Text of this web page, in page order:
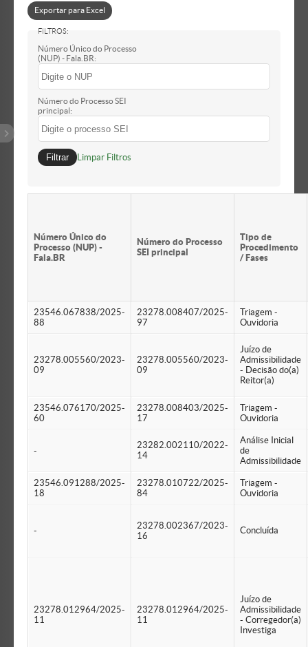
Processo Seletivo
Propaganda Eleit…
Quebra de Dedic…
Racismo
Recusar fé a doc…
Redes sociais
Resistência Injust…
Retirar document…
Revelação de se…
Serviços Públicos
Transfobia
Transparência
Utilizar pessoal o…
Valer-se do Carg…
Violação da Lei …
Violação do Defe…
Xenofobia
Exportar para Excel
Número Único do Processo
(NUP) - Fala.BR:
Número do Processo SEI
principal:
Filtrar Limpar Filtros
Número Único do
Processo (NUP) -
Fala.BR
Número do Processo
SEI principal
Tipo de
Procedimento
/ Fases
23546.067838/2025-
88
23278.008407/2025-
97
Triagem -
Ouvidoria
23278.005560/2023-
09
23278.005560/2023-
09
Juízo de
Admissibilidade
- Decisão do(a)
Reitor(a)
23546.076170/2025-
60
23278.008403/2025-
17
Triagem -
Ouvidoria
-
23282.002110/2022-
14
Análise Inicial
de
Admissibilidade
23546.091288/2025-
18
23278.010722/2025-
84
Triagem -
Ouvidoria
-
23278.002367/2023-
16
Concluída
23278.012964/2025-
11
23278.012964/2025-
11
Juízo de
Admissibilidade
- Corregedor(a)
Investiga